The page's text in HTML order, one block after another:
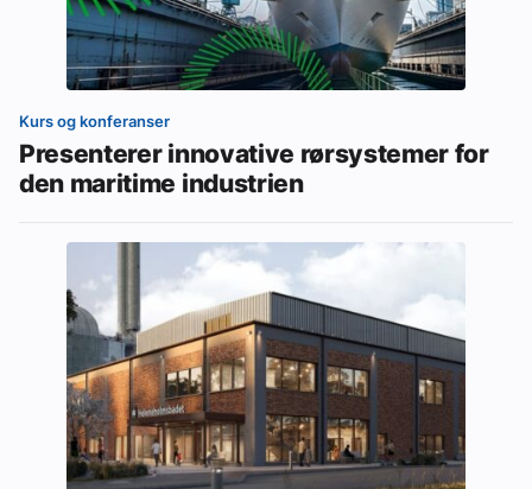
Kurs og konferanser
Presenterer innovative rørsystemer for
den maritime industrien